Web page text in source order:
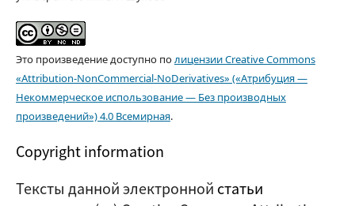
Это произведение доступно полицензии Creative Commons
«Attribution-NonCommercial-NoDerivatives» («Атрибуция —
Некоммерческое использование — Без производных
произведений») 4.0 Всемирная.
Copyright information
Тексты данной электронной статьи